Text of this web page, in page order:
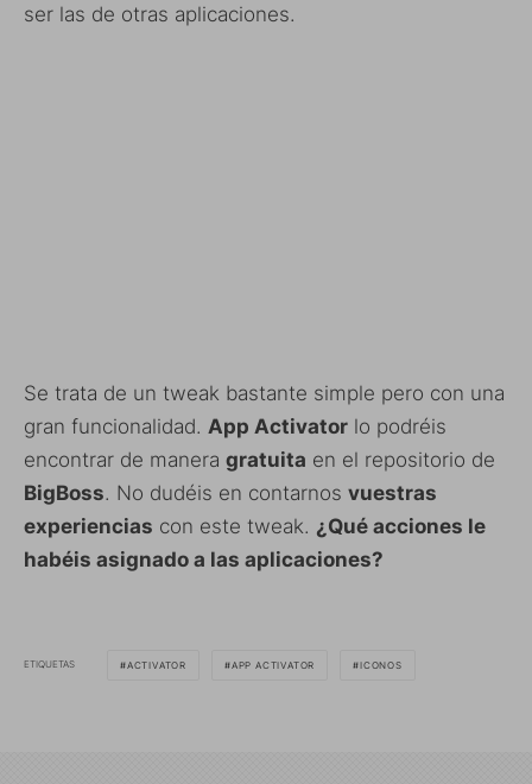
ser las de otras aplicaciones.
Se trata de un tweak bastante simple pero con una
gran funcionalidad. App Activator lo podréis
encontrar de manera gratuita en el repositorio de
BigBoss. No dudéis en contarnos vuestras
experiencias con este tweak. ¿Qué acciones le
habéis asignado a las aplicaciones?
ETIQUETAS ACTIVATOR APP ACTIVATOR ICONOS